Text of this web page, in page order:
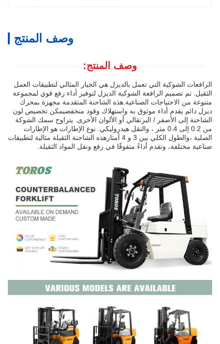
وصف المنتج
وصف المنتج:
الرافعات الشوكية التي تعمل بالديزل هي الخيار المثالي لتطبيقات العمل
الثقيل. تم تصميم الرافعة الشوكية الديزل لتوفير أداء رفع قوي لمجموعة
متنوعة من الاحتياجات الصناعية.هذه الشاحنة المتقدمة مجهزة بمحرك
ديزل دائم يقدم أداء موثوق به واستهلاك وقود منخفضيمكن تخصيص لون
الشاحنة إلى الأصفر / البرتقالي أو الألوان الأخرى. يتراوح سمك الشوكة
من 0.2 إلى 0.4 متر ، والنقل هيدروليكي. نوع الإطارات هو الإطارات
الصلبة ،والطول الكلي بين 3 و 4 أمتارهذه الشاحنة الثقيلة مثالية لتطبيقات
صناعية مختلفة، وتقدم أداءً متفوقًا في رفع ونقل المواد الثقيلة.